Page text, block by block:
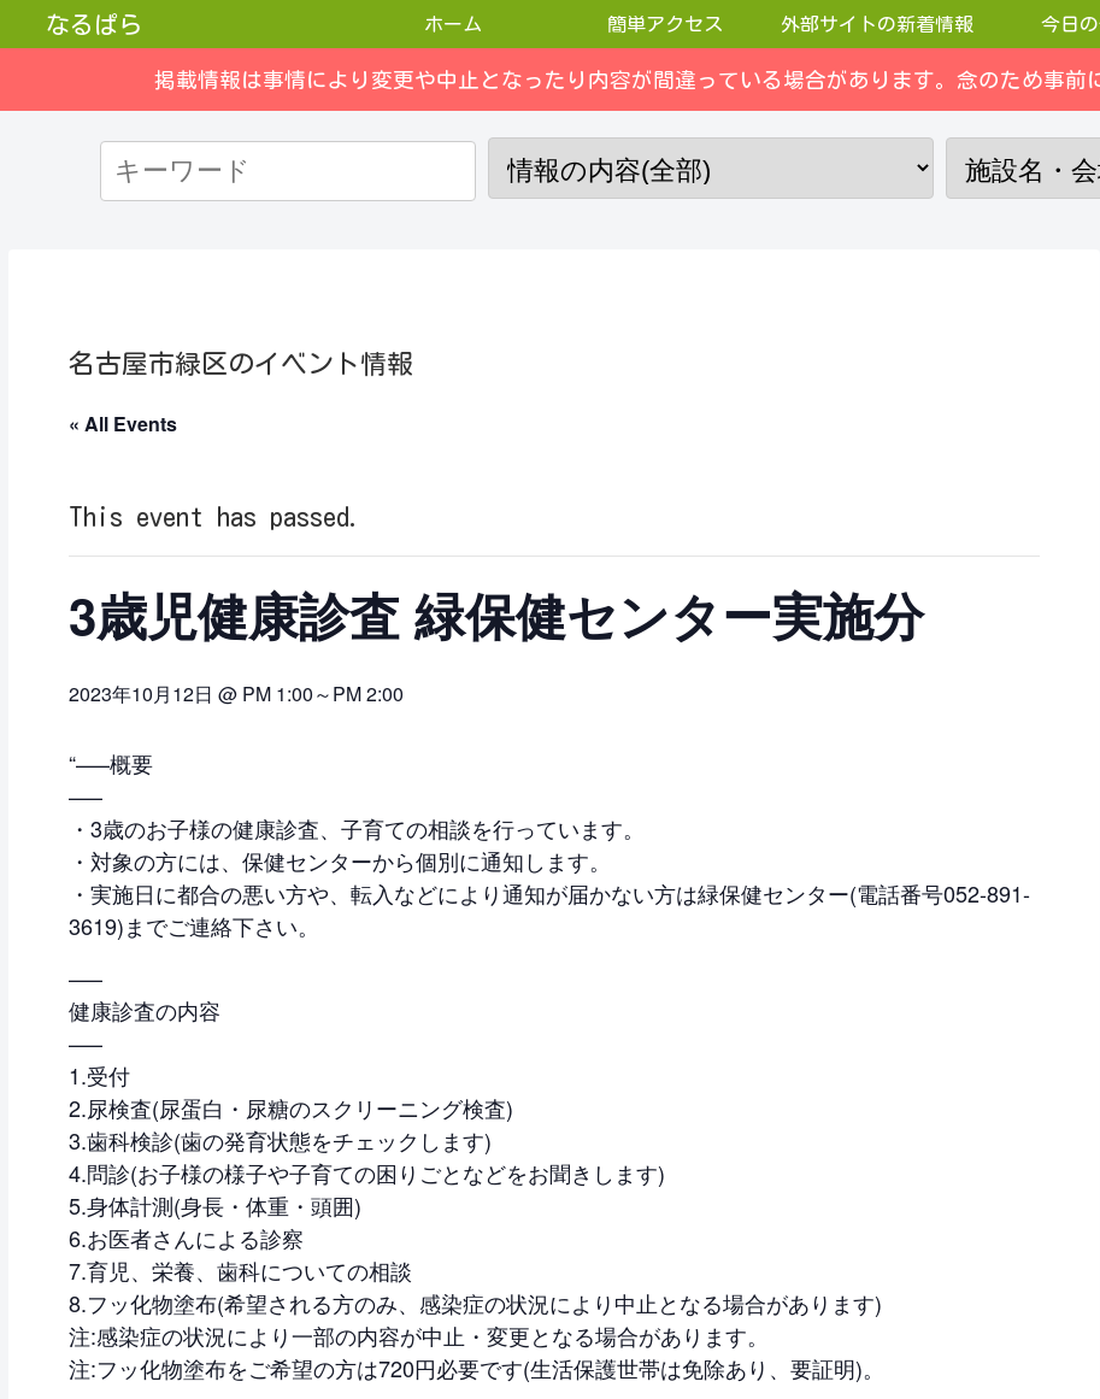
なるぱら ホーム 簡単アクセス 外部サイトの新着情報 今日
掲載情報は事情により変更や中止となったり内容が間違っている場合があります。念のため事前
名古屋市緑区のイベント情報
« All Events
This event has passed.
3歳児健康診査 緑保健センター実施分
2023年10月12日 @ PM 1:00～PM 2:00
“—–概要
—–
・3歳のお子様の健康診査、子育ての相談を行っています。
・対象の方には、保健センターから個別に通知します。
・実施日に都合の悪い方や、転入などにより通知が届かない方は緑保健センター(電話番号052-891-
3619)までご連絡下さい。
—–
健康診査の内容
—–
1.受付
2.尿検査(尿蛋白・尿糖のスクリーニング検査)
3.歯科検診(歯の発育状態をチェックします)
4.問診(お子様の様子や子育ての困りごとなどをお聞きします)
5.身体計測(身長・体重・頭囲)
6.お医者さんによる診察
7.育児、栄養、歯科についての相談
8.フッ化物塗布(希望される方のみ、感染症の状況により中止となる場合があります)
注:感染症の状況により一部の内容が中止・変更となる場合があります。
注:フッ化物塗布をご希望の方は720円必要です(生活保護世帯は免除あり、要証明)。